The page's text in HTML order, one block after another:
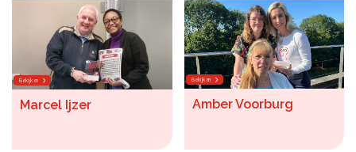
Bekijken
Marcel Ijzer
Bekijken
Amber Voorburg